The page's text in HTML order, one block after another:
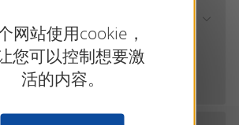
费
Networks SLU
网站使用cookie，
您可以控制想要激
活的内容。